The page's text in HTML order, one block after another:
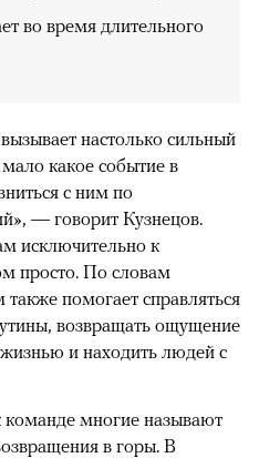
во время длительного
настолько сильный
какое событие в
с ним по
— говорит Кузнецов.
исключительно к
просто. По словам
помогает справляться
возвращать ощущение
и находить людей с
команде многие называют
в горы. В